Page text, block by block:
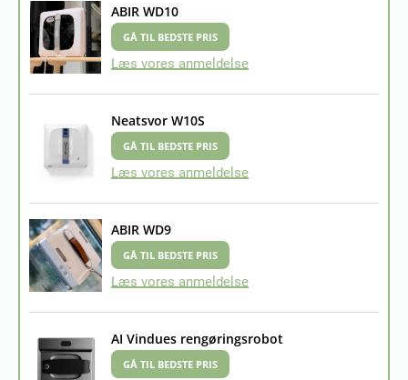
ABIR WD10
GÅ TIL BEDSTE PRIS
Læs vores anmeldelse
Neatsvor W10S
GÅ TIL BEDSTE PRIS
Læs vores anmeldelse
ABIR WD9
GÅ TIL BEDSTE PRIS
Læs vores anmeldelse
AI Vindues rengøringsrobot
GÅ TIL BEDSTE PRIS